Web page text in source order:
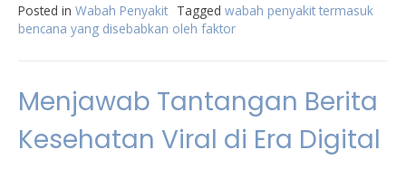
Posted in Wabah Penyakit Tagged wabah penyakit termasuk
bencana yang disebabkan oleh faktor
Menjawab Tantangan Berita
Kesehatan Viral di Era Digital